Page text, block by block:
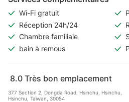
Wi-Fi gratuit
Réception 24h/24
Chambre familiale
bain à remous
8.0 Très bon emplacement
377 Section 2, Dongda Road, Hsinchu, Hsinchu,
Hsinchu, Taïwan, 30054